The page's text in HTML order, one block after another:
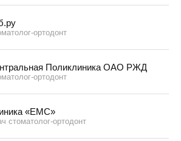
ортодонт
Поликлиника ОАО РЖД
ортодонт
«ЕМС»
стоматолог-ортодонт